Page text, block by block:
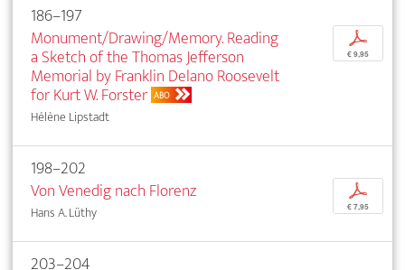
186–197
Monument/Drawing/Memory. Reading
a Sketch of the Thomas Jefferson
Memorial by Franklin Delano Roosevelt
for Kurt W. Forster ABO
Hélène Lipstadt
p
€ 9,95
198–202
Von Venedig nach Florenz
Hans A. Lüthy
p
€ 7,95
203–204